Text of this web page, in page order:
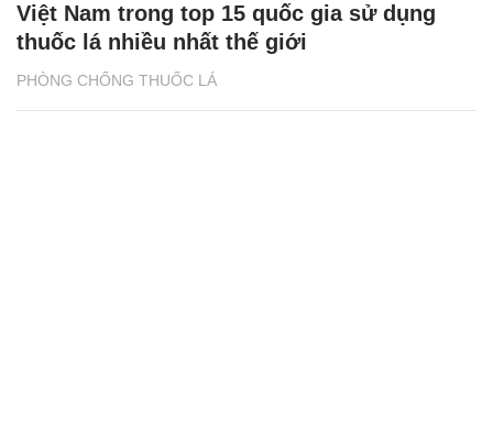
PHÒNG CHỐNG THUỐC LÁ
Việt Nam trong top 15 quốc gia sử dụng
thuốc lá nhiều nhất thế giới